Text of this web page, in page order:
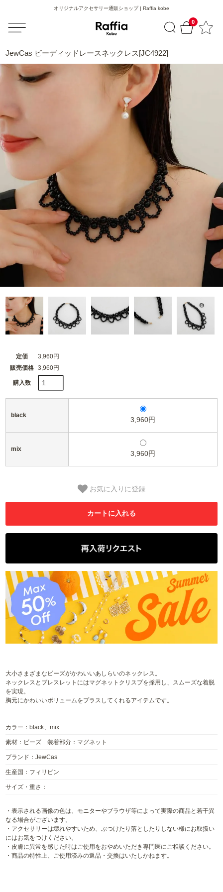
0
オリジナルアクセサリー通販ショップ | Raffia kobe
JewCas ビーディッドレースネックレス[JC4922]
定価
3,960円
販売価格
3,960円
購入数
black
3,960円
mix
3,960円
お気に入りに登録
大小さまざまなビーズがかわいいあしらいのネックレス。
ネックレスとブレスレットにはマグネットクリスプを採用し、スムーズな着脱
を実現。
胸元にかわいいボリュームをプラスしてくれるアイテムです。
カラー：black、mix
素材：ビーズ 装着部分：マグネット
ブランド：JewCas
生産国：フィリピン
サイズ・重さ：
・表示される画像の色は、モニターやブラウザ等によって実際の商品と若干異
なる場合がございます。
・アクセサリーは壊れやすいため、ぶつけたり落としたりしない様にお取扱い
にはお気をつけください。
・皮膚に異常を感じた時はご使用をおやめいただき専門医にご相談ください。
・商品の特性上、ご使用済みの返品・交換はいたしかねます。